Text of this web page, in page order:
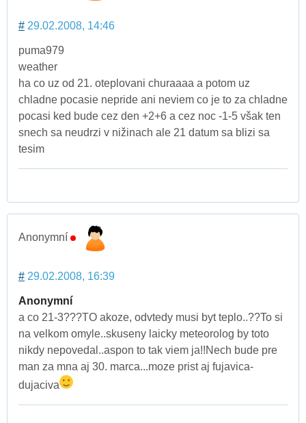
# 29.02.2008, 14:46
puma979
weather
ha co uz od 21. oteplovani churaaaa a potom uz
chladne pocasie nepride ani neviem co je to za chladne
pocasi ked bude cez den +2+6 a cez noc -1-5 však ten
snech sa neudrzi v nižinach ale 21 datum sa blizi sa
tesim
Anonymní
# 29.02.2008, 16:39
Anonymní
a co 21-3???TO akoze, odvtedy musi byt teplo..??To si
na velkom omyle..skuseny laicky meteorolog by toto
nikdy nepovedal..aspon to tak viem ja!!Nech bude pre
man za mna aj 30. marca...moze prist aj fujavica-
dujaciva